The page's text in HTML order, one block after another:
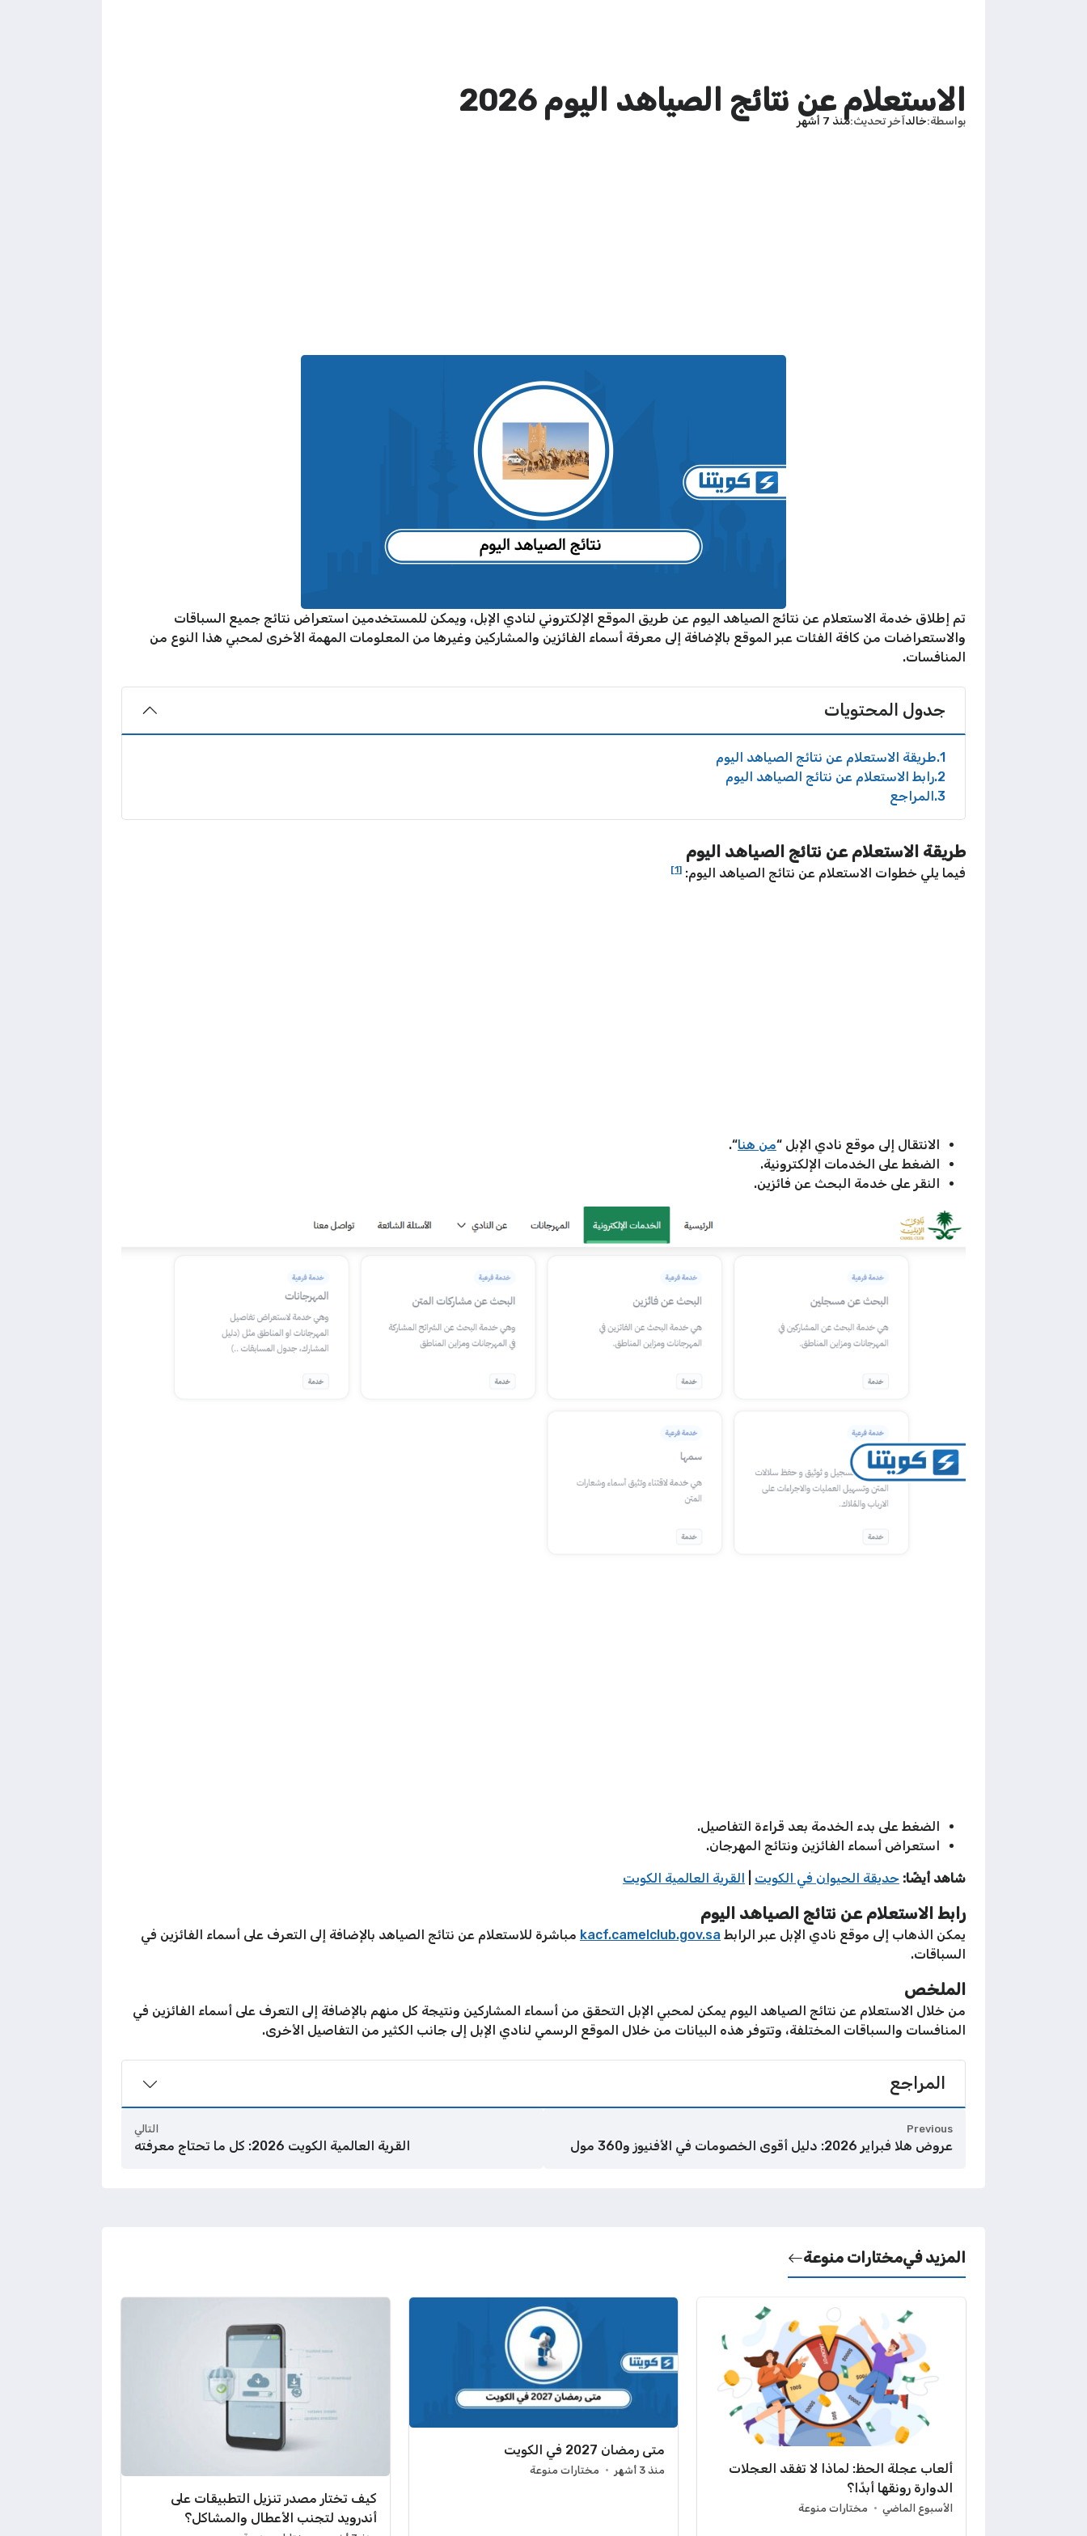
الاستعلام عن نتائج الصياهد اليوم 2026
بواسطة خالدآخر تحديث منذ 7 أشهر
تم إطلاق خدمة الاستعلام عن نتائج الصياهد اليوم عن طريق الموقع الإلكتروني لنادي الإبل، ويمكن للمستخدمين استعراض نتائج جميع السباقات
والاستعراضات من كافة الفئات عبر الموقع بالإضافة إلى معرفة أسماء الفائزين والمشاركين وغيرها من المعلومات المهمة الأخرى لمحبي هذا النوع من
المنافسات.
جدول المحتويات
1 طريقة الاستعلام عن نتائج الصياهد اليوم
2 رابط الاستعلام عن نتائج الصياهد اليوم
3 المراجع
طريقة الاستعلام عن نتائج الصياهد اليوم
فيما يلي خطوات الاستعلام عن نتائج الصياهد اليوم: [1]
الانتقال إلى موقع نادي الإبل “من هنا“.
الضغط على الخدمات الإلكترونية.
النقر على خدمة البحث عن فائزين.
الضغط على بدء الخدمة بعد قراءة التفاصيل.
استعراض أسماء الفائزين ونتائج المهرجان.
شاهد أيضًا: حديقة الحيوان في الكويت القرية العالمية الكويت
رابط الاستعلام عن نتائج الصياهد اليوم
يمكن الذهاب إلى موقع نادي الإبل عبر الرابط kacf.camelclub.gov.sa مباشرة للاستعلام عن نتائج الصياهد بالإضافة إلى التعرف على أسماء الفائزين في
السباقات.
الملخص
من خلال الاستعلام عن نتائج الصياهد اليوم يمكن لمحبي الإبل التحقق من أسماء المشاركين ونتيجة كل منهم بالإضافة إلى التعرف على أسماء الفائزين في
المنافسات والسباقات المختلفة، وتتوفر هذه البيانات من خلال الموقع الرسمي لنادي الإبل إلى جانب الكثير من التفاصيل الأخرى.
المراجع
Previous
عروض هلا فبراير 2026: دليل أقوى الخصومات في الأفنيوز و360 مول
التالي
القرية العالمية الكويت 2026: كل ما تحتاج معرفته
المزيد فيمختارات منوعة
ألعاب عجلة الحظ: لماذا لا تفقد العجلات
الدوارة رونقها أبدًا؟
الأسبوع الماضي مختارات منوعة
متى رمضان 2027 في الكويت
منذ 3 أشهر مختارات منوعة
كيف تختار مصدر تنزيل التطبيقات على
أندرويد لتجنب الأعطال والمشاكل؟